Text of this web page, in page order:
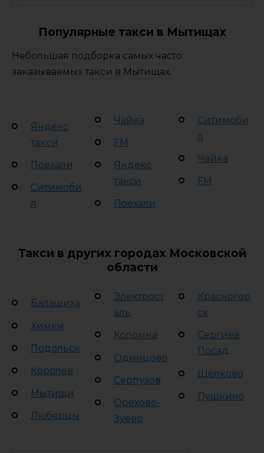
Популярные такси в Мытищах
Небольшая подборка самых часто
заказываемых такси в Мытищах.
Яндекс
такси
Поехали
Ситимоби
л
Чайка
FM
Яндекс
такси
Поехали
Ситимоби
л
Чайка
FM
Такси в других городах Московской
области
Балашиха
Химки
Подольск
Королёв
Мытищи
Люберцы
Электрост
аль
Коломна
Одинцово
Серпухов
Орехово-
Зуево
Красногор
ск
Сергиев
Посад
Щёлково
Пушкино